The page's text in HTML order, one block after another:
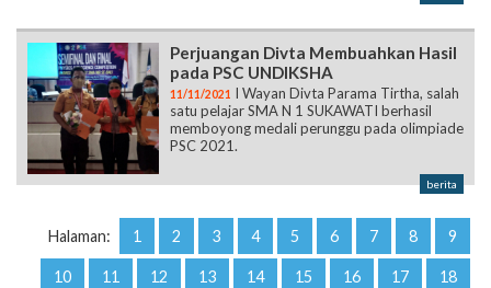
Perjuangan Divta Membuahkan Hasil
pada PSC UNDIKSHA
11/11/2021 I Wayan Divta Parama Tirtha, salah
satu pelajar SMA N 1 SUKAWATI berhasil
memboyong medali perunggu pada olimpiade
PSC 2021.
berita
Halaman: 1 2 3 4 5 6 7 8 9
10 11 12 13 14 15 16 17 18